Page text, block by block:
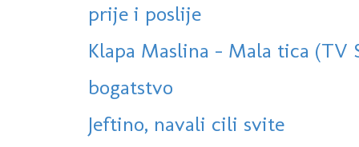
prije i poslije
Klapa Maslina - Mala tica (TV
bogatstvo
Jeftino, navali cili svite